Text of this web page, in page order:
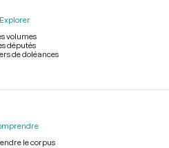
Explorer
volumes
députés
de doléances
le corpus